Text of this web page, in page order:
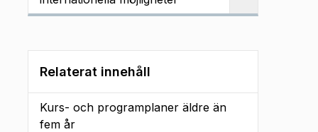
Relaterat innehåll
Kurs- och programplaner äldre än
fem år